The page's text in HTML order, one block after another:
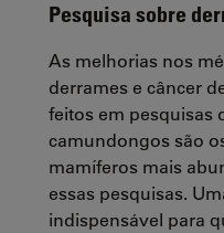
Pesquisa sobre
As melhorias nos
derrames e câncer
feitos em pesquisas
camundongos são
mamíferos mais
essas pesquisas.
indispensável para